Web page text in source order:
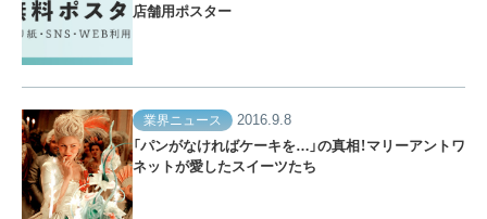
店舗用ポスター
業界ニュース
2016.9.8
「パンがなければケーキを…」の真相！マリーアントワ
ネットが愛したスイーツたち